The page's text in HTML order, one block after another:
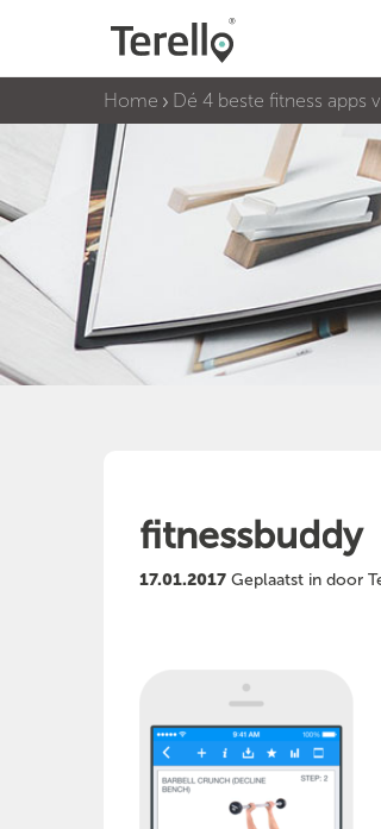
Home Dé 4 beste fitness apps
fitnessbuddy
17.01.2017 Geplaatst in door